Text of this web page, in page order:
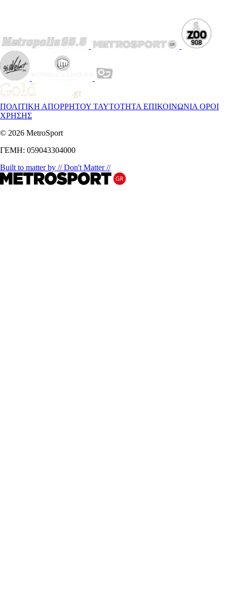
ΠΟΛΙΤΙΚΗ ΑΠΟΡΡΗΤΟΥ ΤΑΥΤΟΤΗΤΑ ΕΠΙΚΟΙΝΩΝΙΑ ΟΡΟΙ
ΧΡΗΣΗΣ
© 2026 MetroSport
ΓΕΜΗ: 059043304000
Built to matter by // Don't Matter //